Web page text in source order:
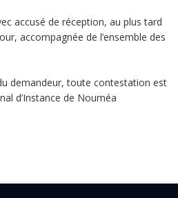
accusé de réception, au plus tard
accompagnée de l’ensemble des
demandeur, toute contestation est
d’Instance de Nouméa